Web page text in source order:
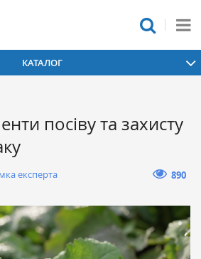
КАТАЛОГ
посіву тa зaхисту
експерта 890